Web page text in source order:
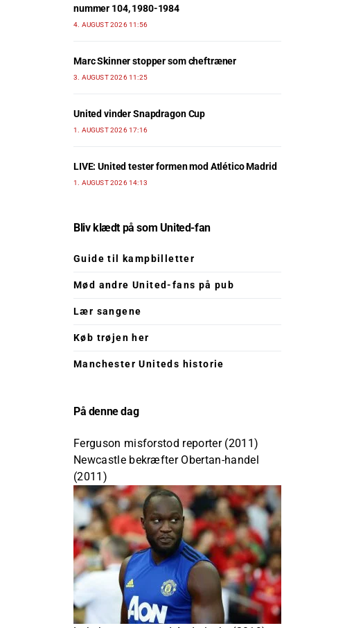
nummer 104, 1980-1984
4. AUGUST 2026 11:56
Marc Skinner stopper som cheftræner
3. AUGUST 2026 11:25
United vinder Snapdragon Cup
1. AUGUST 2026 17:16
LIVE: United tester formen mod Atlético Madrid
1. AUGUST 2026 14:13
Bliv klædt på som United-fan
Guide til kampbilletter
Mød andre United-fans på pub
Lær sangene
Køb trøjen her
Manchester Uniteds historie
På denne dag
Ferguson misforstod reporter (2011)
Newcastle bekræfter Obertan-handel
(2011)